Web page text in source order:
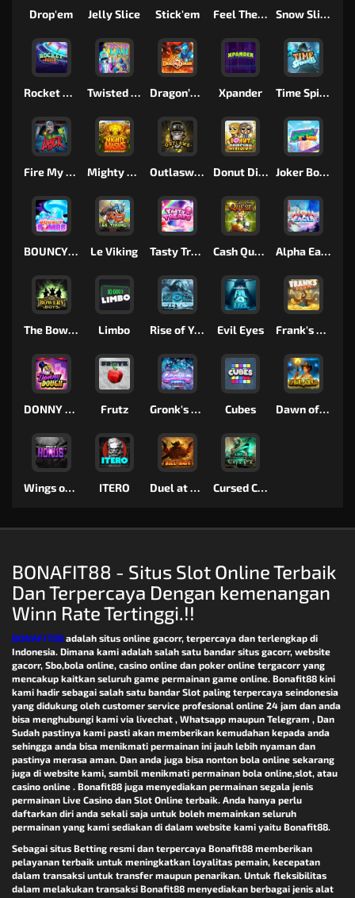
Drop'em Jelly Slice Stick'em Feel The Beat Snow Slingers
Rocket Reels Twisted Lab Dragon’s Domain Xpander Time Spinners
Fire My Laser Mighty Masks Outlasw Inc Donut Division Joker Bombs
BOUNCY BOMBS Le Viking Tasty Treats Cash Quest Alpha Eagle
The Bowery Boys Limbo Rise of Ymir Evil Eyes Frank's Farm
DONNY DOUGH Frutz Gronk's Gems Cubes Dawn of Kings
Wings of Horus ITERO Duel at Dawn Cursed Crypt
BONAFIT88 - Situs Slot Online Terbaik
Dan Terpercaya Dengan kemenangan
Winn Rate Tertinggi.!!
BONAFIT88 adalah situs online gacorr, terpercaya dan terlengkap di
Indonesia. Dimana kami adalah salah satu bandar situs gacorr, website
gacorr, Sbo,bola online, casino online dan poker online tergacorr yang
mencakup kaitkan seluruh game permainan game online. Bonafit88 kini
kami hadir sebagai salah satu bandar Slot paling terpercaya seindonesia
yang didukung oleh customer service profesional online 24 jam dan anda
bisa menghubungi kami via livechat , Whatsapp maupun Telegram , Dan
Sudah pastinya kami pasti akan memberikan kemudahan kepada anda
sehingga anda bisa menikmati permainan ini jauh lebih nyaman dan
pastinya merasa aman. Dan anda juga bisa nonton bola online sekarang
juga di website kami, sambil menikmati permainan bola online,slot, atau
casino online . Bonafit88 juga menyediakan permainan segala jenis
permainan Live Casino dan Slot Online terbaik. Anda hanya perlu
daftarkan diri anda sekali saja untuk boleh memainkan seluruh
permainan yang kami sediakan di dalam website kami yaitu Bonafit88.
Sebagai situs Betting resmi dan terpercaya Bonafit88 memberikan
pelayanan terbaik untuk meningkatkan loyalitas pemain, kecepatan
dalam transaksi untuk transfer maupun penarikan. Untuk fleksibilitas
dalam melakukan transaksi Bonafit88 menyediakan berbagai jenis alat